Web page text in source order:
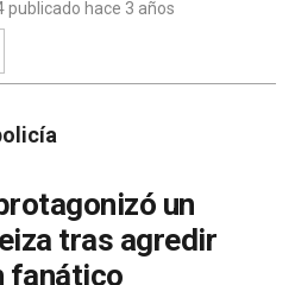
publicado hace 3 años
un
tras agredir
fanático